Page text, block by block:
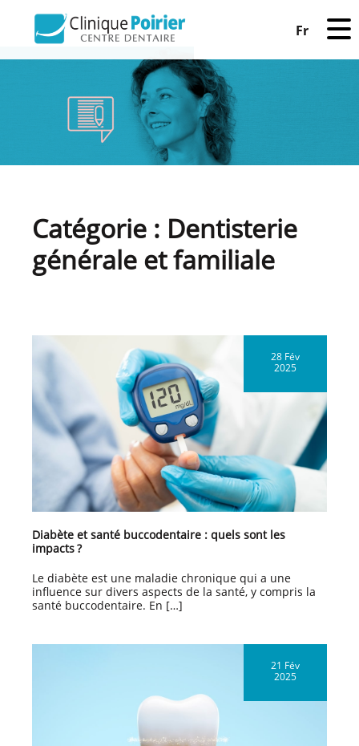
Fr
Catégorie : Dentisterie
générale et familiale
28 Fév
2025
Diabète et santé buccodentaire : quels sont les
impacts ?
Le diabète est une maladie chronique qui a une
influence sur divers aspects de la santé, y compris la
santé buccodentaire. En […]
21 Fév
2025
Navigation
des